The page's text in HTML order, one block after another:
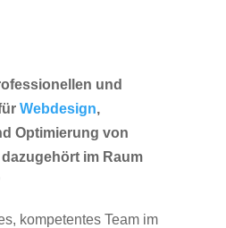
und
Webdesign,
Optimierung von
im Raum
kompetentes Team im